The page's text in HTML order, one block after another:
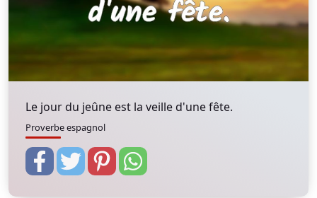
Le jour du jeûne est la veille d'une fête.
Proverbe espagnol